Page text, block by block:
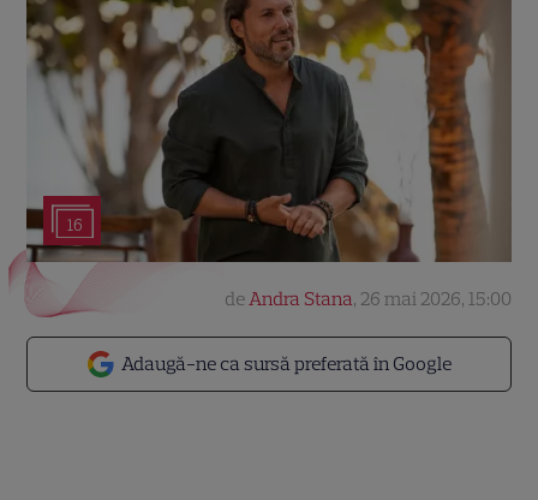
16
Adaugă-ne ca sursă preferată în Google
deAndra Stana, 26 mai 2026, 15:00